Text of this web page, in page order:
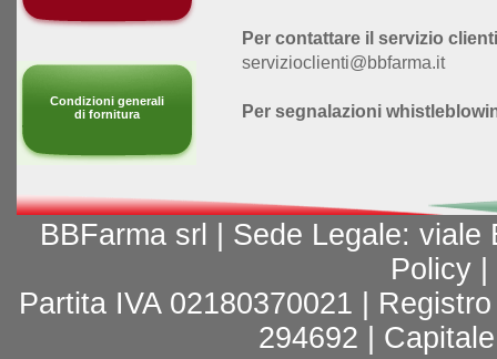
Condizioni generali
di fornitura
Per contattare il servizio clienti
servizioclienti@bbfarma.it
Per segnalazioni
BBFarma srl | Sede Legale:
Policy|
Partita IVA 02180370021 |
294692 |